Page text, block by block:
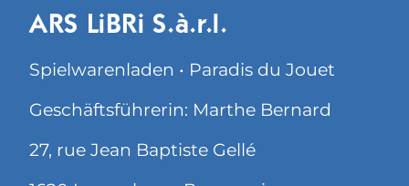
ARS LiBRi S.à.r.l.
Spielwarenladen • Paradis du Jouet
Geschäftsführerin: Marthe Bernard
27, rue Jean Baptiste Gellé